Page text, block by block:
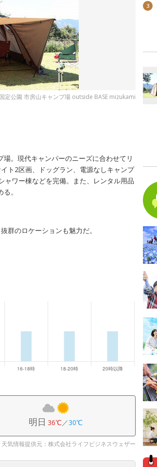
定公園 市房山キャンプ場 outside BASE mizukami
。現代キャンパーのニーズに合わせてリ
ト2区画、ドッグラン、電源なしキャンプ
ャワー棟などを完備。また、レンタル用品
。
群のロケーションも魅力だ。
明日 36℃／30℃
天気情報提供元：株式会社ライフビジネスウェザー
3